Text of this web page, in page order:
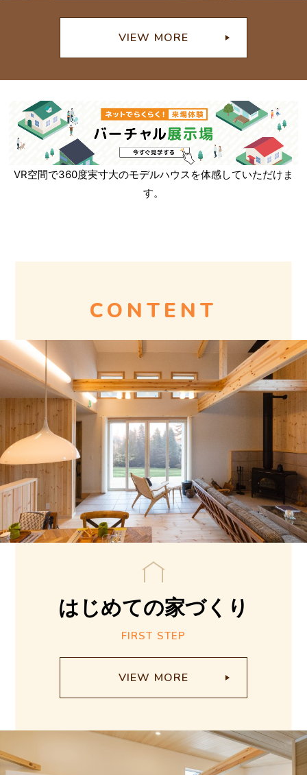
N
VIEW MORE
VR空間で360度実寸大のモデルハウスを体感していただけま
す。
CONTENT
はじめての家づくり
FIRST STEP
O
VIEW MORE